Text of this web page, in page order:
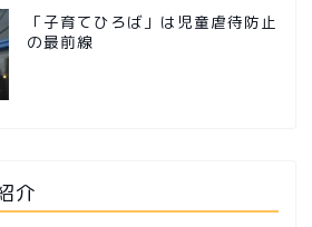
「子育てひろば」は児童虐待防止
の最前線
介